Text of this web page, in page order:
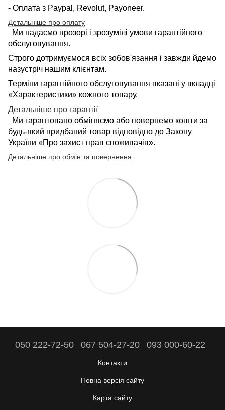
- Оплата з Paypal, Revolut, Payoneer.
Детальніше про оплату
Ми надаємо прозорі і зрозумілі умови гарантійного
обслуговування.
Строго дотримуємося всіх зобов'язання і завжди йдемо
назустріч нашим клієнтам.
Терміни гарантійного обслуговування вказані у вкладці
«Характеристики» кожного товару.
Детальніше про гарантії
Ми гарантовано обміняємо або повернемо кошти за
будь-який придбаний товар відповідно до Закону
України «Про захист прав споживачів».
Детальніше про обмін та повернення
050 222-72-50 067 504-27-20 093 000-60-22
Контакти
Повна версія сайту
Карта сайту